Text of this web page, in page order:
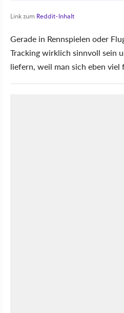
Link zum Reddit-Inhalt
Gerade in Rennspielen oder
Tracking wirklich sinnvoll sein
liefern, weil man sich eben viel